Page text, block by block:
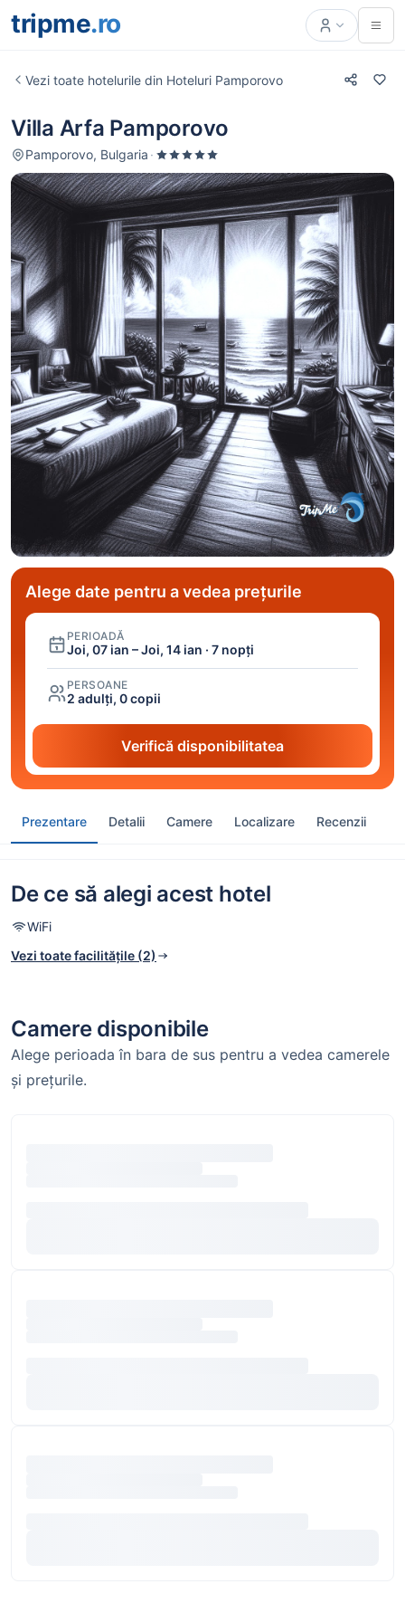
tripme.ro
Alege date pentru a vedea prețurile
PERIOADĂ
Joi, 07 ian – Joi, 14 ian · 7 nopți
PERSOANE
2 adulți, 0 copii
Verifică disponibilitatea
Vezi toate hotelurile din Hoteluri Pamporovo
Prezentare Detalii Camere Localizare Recenzii
Villa Arfa Pamporovo
Pamporovo, Bulgaria ·
De ce să alegi acest hotel
WiFi
Vezi toate facilitățile (2)
Camere disponibile
Alege perioada în bara de sus pentru a vedea camerele
și prețurile.